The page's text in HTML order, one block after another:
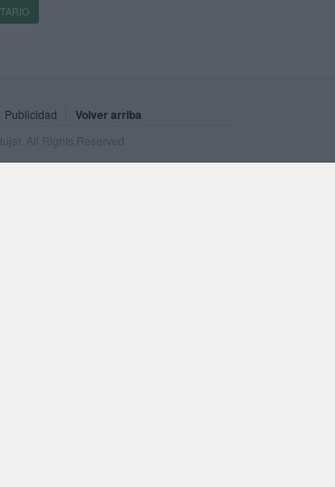
Publicidad Volver arriba